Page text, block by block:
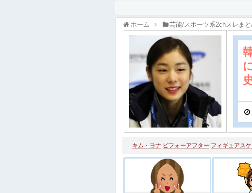
ホーム 芸能/スポーツ系2chスレまと
キム・ヨナ ビフォーアフター フィギュアスケ